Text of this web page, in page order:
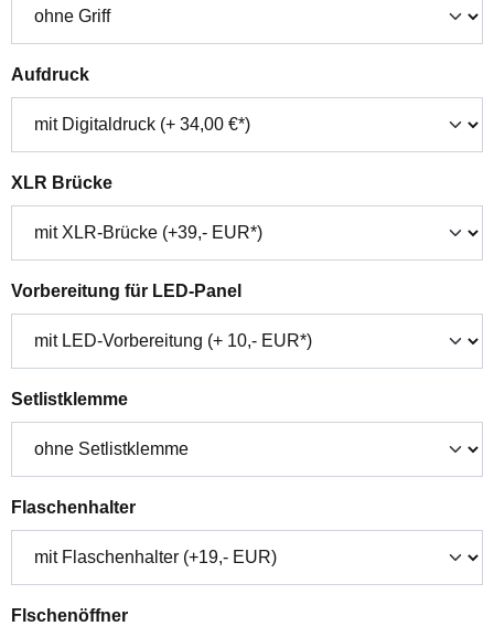
Aufdruckauswählen
XLR Brückeauswählen
Vorbereitung für LED-Panelauswählen
Setlistklemmeauswählen
Flaschenhalterauswählen
Flschenöffnerauswählen